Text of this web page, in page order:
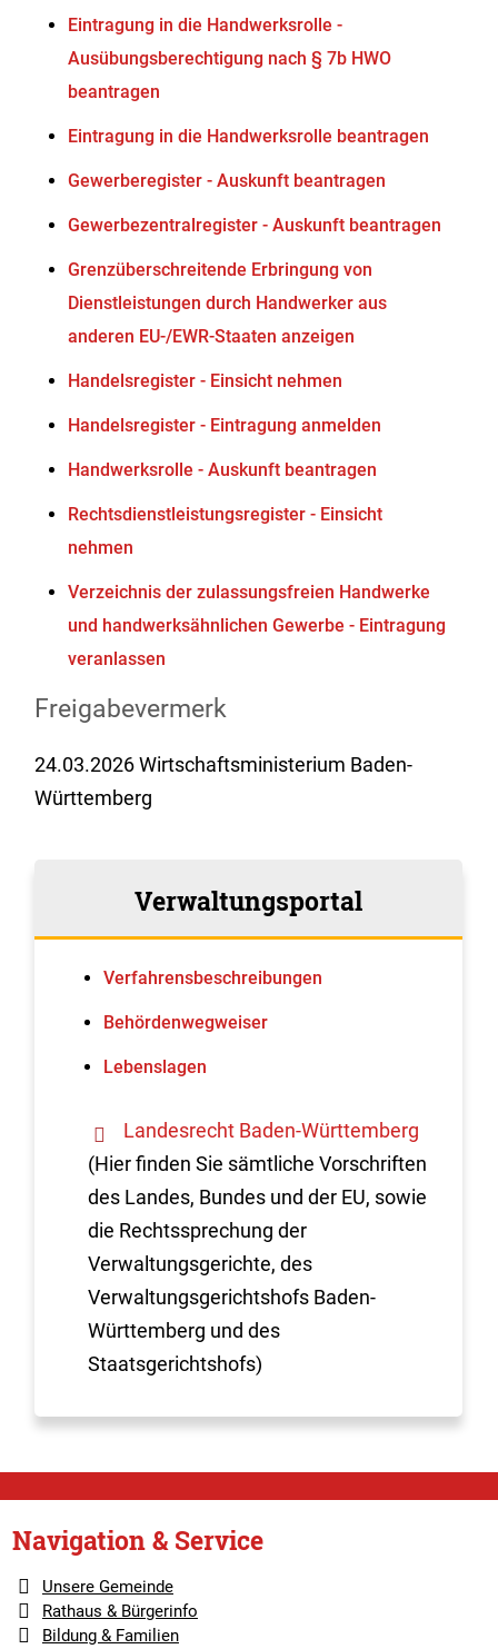
Eintragung in die Handwerksrolle -
Ausübungsberechtigung nach § 7b HWO
beantragen
Eintragung in die Handwerksrolle beantragen
Gewerberegister - Auskunft beantragen
Gewerbezentralregister - Auskunft beantragen
Grenzüberschreitende Erbringung von
Dienstleistungen durch Handwerker aus
anderen EU-/EWR-Staaten anzeigen
Handelsregister - Einsicht nehmen
Handelsregister - Eintragung anmelden
Handwerksrolle - Auskunft beantragen
Rechtsdienstleistungsregister - Einsicht
nehmen
Verzeichnis der zulassungsfreien Handwerke
und handwerksähnlichen Gewerbe - Eintragung
veranlassen
Freigabevermerk
24.03.2026 Wirtschaftsministerium Baden-
Württemberg
Verwaltungsportal
Verfahrens­beschreibungen
Behördenwegweiser
Lebenslagen
Landesrecht Baden-Württemberg
(Hier finden Sie sämtliche Vorschriften
des Landes, Bundes und der EU, sowie
die Rechtssprechung der
Verwaltungsgerichte, des
Verwaltungsgerichtshofs Baden-
Württemberg und des
Staatsgerichtshofs)
Navigation & Service
Unsere Gemeinde
Rathaus & Bürgerinfo
Bildung & Familien